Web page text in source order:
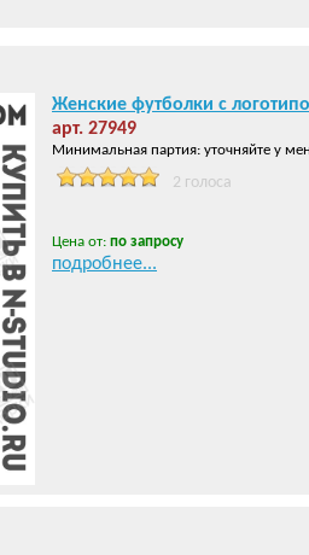
Женские футболки с
арт. 27949
Минимальная партия: уточняйте у
2 голоса
Цена от: по запросу
подробнее...